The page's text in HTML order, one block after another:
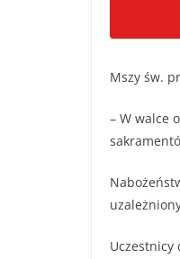
Mszy św.
– W walce
Uczestnicy